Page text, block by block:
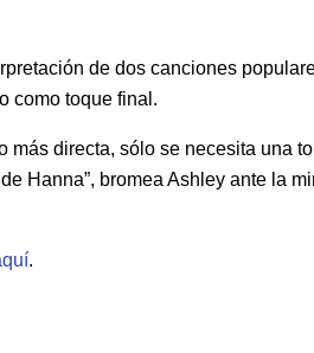
de dos canciones
como toque final.
más directa, sólo se necesita una
Hanna”, bromea Ashley ante la
.